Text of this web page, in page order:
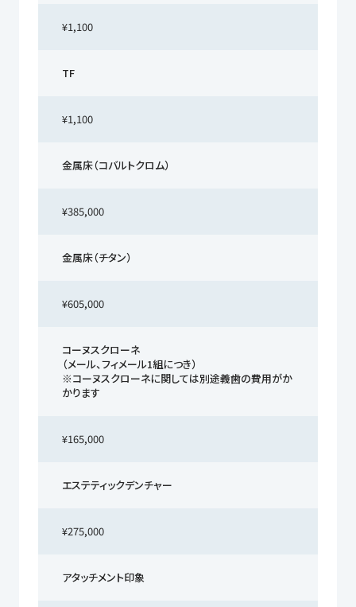
¥1,100
TF
¥1,100
金属床（コバルトクロム）
¥385,000
金属床（チタン）
¥605,000
コーヌスクローネ
（メール、フィメール1組につき）
※コーヌスクローネに関しては別途義歯の費用がか
かります
¥165,000
エステティックデンチャー
¥275,000
アタッチメント印象